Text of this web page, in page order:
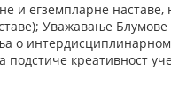
и егземпларне наставе,
Уважавање Блумове
о
подстиче креативност